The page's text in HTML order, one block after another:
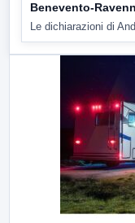
Benevento-
Le dichiarazioni di